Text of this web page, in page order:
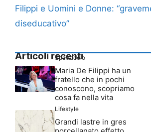
Filippi e Uomini e Donne:
diseducativo”
Articoli recenti
Spettacolo
Maria De Filippi ha un
fratello che in pochi
conoscono, scopriamo
cosa fa nella vita
Lifestyle
Grandi lastre in gres